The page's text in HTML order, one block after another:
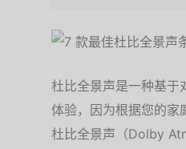
杜比全景声是一种基于
体验，因为根据您的家
杜比全景声（Dolby